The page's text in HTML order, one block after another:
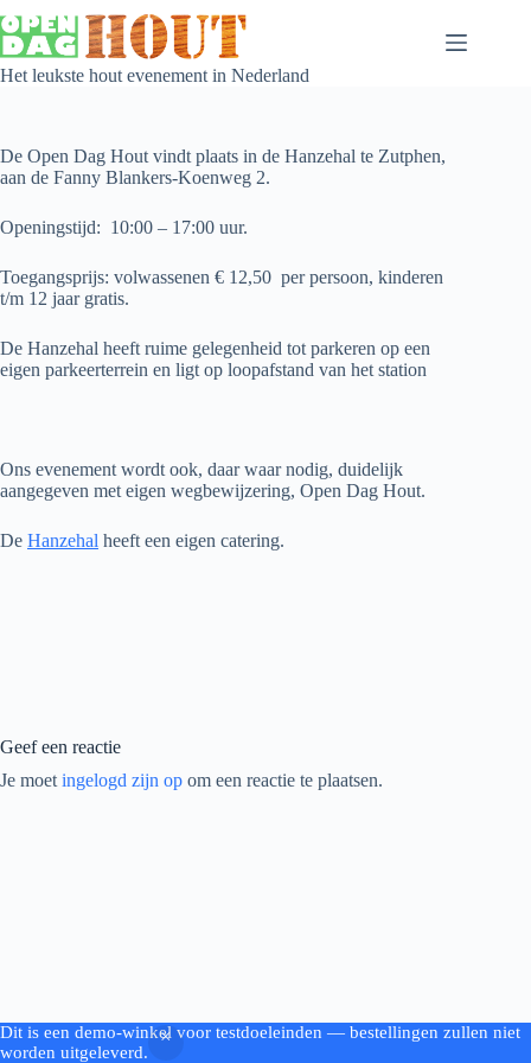
Dit is een demo-winkel voor testdoeleinden — bestellingen zullen niet
worden uitgeleverd.
Het leukste hout evenement in Nederland
De Open Dag Hout vindt plaats in de Hanzehal te Zutphen,
aan de Fanny Blankers-Koenweg 2.
Openingstijd: 10:00 – 17:00 uur.
Toegangsprijs: volwassenen € 12,50 per persoon, kinderen
t/m 12 jaar gratis.
De Hanzehal heeft ruime gelegenheid tot parkeren op een
eigen parkeerterrein en ligt op loopafstand van het station
Ons evenement wordt ook, daar waar nodig, duidelijk
aangegeven met eigen wegbewijzering, Open Dag Hout.
De Hanzehal heeft een eigen catering.
Geef een reactie
Je moet ingelogd zijn op om een reactie te plaatsen.
Copyright © 2026 - by Woodworking.nl